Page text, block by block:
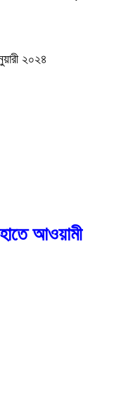
২০২৪
আওয়ামী